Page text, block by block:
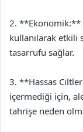
2. **Ekonomik:**
kullanılarak etkili
tasarrufu sağlar.
3. **Hassas
içermediği için,
tahrişe neden